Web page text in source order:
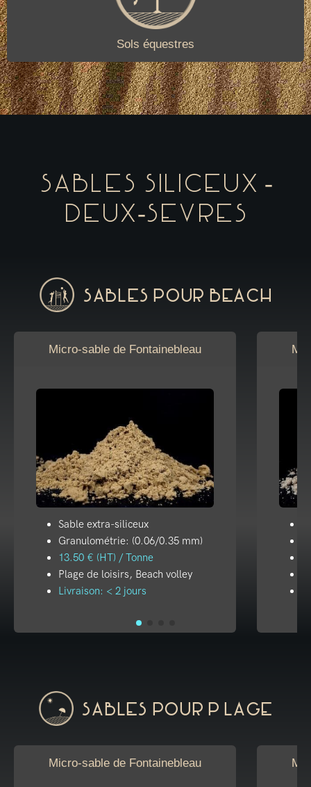
Sols équestres
Sables siliceux -
Deux-Sevres
Sables pour Beach
Micro-sable de Fontainebleau
Sable extra-siliceux
Granulométrie: (0.06/0.35 mm)
13.50 € (HT) / Tonne
Plage de loisirs, Beach volley
Livraison: < 2 jours
Sables pour plage
Micro-sable de Fontainebleau